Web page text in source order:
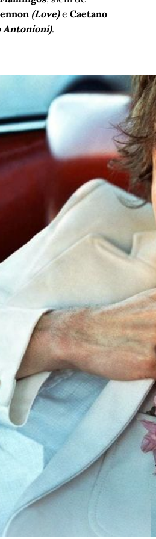
(Love)e Caetano
Antonioni).